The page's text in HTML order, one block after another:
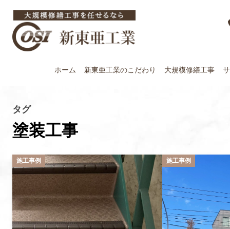
ホーム 新東亜工業のこだわり 大規模修繕工事
タグ
塗装工事